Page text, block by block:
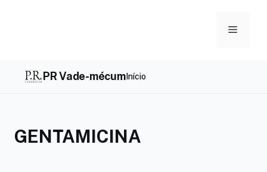
Menu
PR Vade-mécumInício
GENTAMICINA